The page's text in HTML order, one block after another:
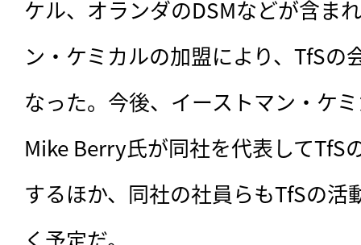
ケル、オランダのDSMなどが含ま
ン・ケミカルの加盟により、TfSの
なった。今後、イーストマン・ケ
Mike Berry氏が同社を代表してTfS
するほか、同社の社員らもTfSの活
く予定だ。